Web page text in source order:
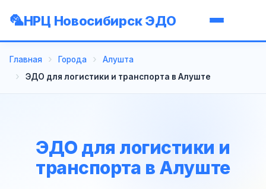
НРЦ Новосибирск ЭДО
Главная Города
Алушта
ЭДО для логистики и транспорта в Алуште
ЭДО для логистики и
транспорта в Алуште